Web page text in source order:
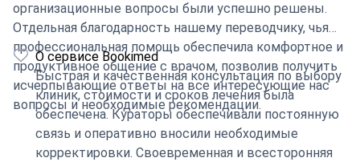
организационные вопросы были успешно решены.
Отдельная благодарность нашему переводчику, чья
профессиональная помощь обеспечила комфортное и
продуктивное общение с врачом, позволив получить
исчерпывающие ответы на все интересующие нас
вопросы и необходимые рекомендации.
О сервисе Bookimed
Быстрая и качественная консультация по выбору
клиник, стоимости и сроков лечения была
обеспечена. Кураторы обеспечивали постоянную
связь и оперативно вносили необходимые
корректировки. Своевременная и всесторонняя